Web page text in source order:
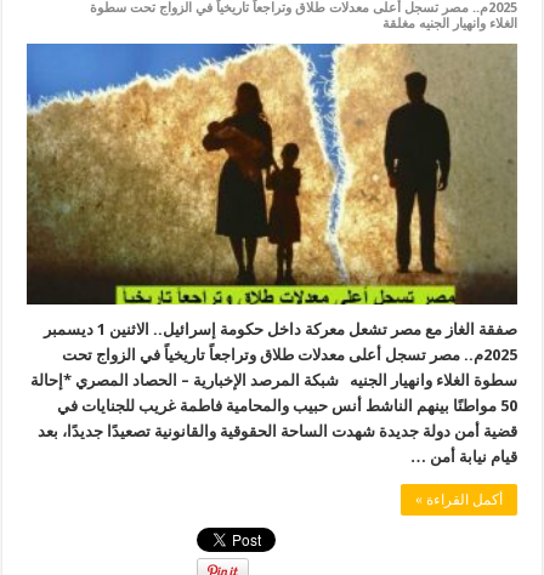
2025م.. مصر تسجل أعلى معدلات طلاق وتراجعاً تاريخياً في الزواج تحت سطوة
الغلاء وانهيار الجنيه مغلقة
صفقة الغاز مع مصر تشعل معركة داخل حكومة إسرائيل.. الاثنين 1 ديسمبر
2025م.. مصر تسجل أعلى معدلات طلاق وتراجعاً تاريخياً في الزواج تحت
سطوة الغلاء وانهيار الجنيه شبكة المرصد الإخبارية – الحصاد المصري *إحالة
50 مواطنًا بينهم الناشط أنس حبيب والمحامية فاطمة غريب للجنايات في
قضية أمن دولة جديدة شهدت الساحة الحقوقية والقانونية تصعيدًا جديدًا، بعد
قيام نيابة أمن …
أكمل القراءة »